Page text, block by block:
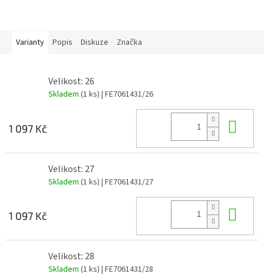
Varianty Popis Diskuze Značka
Velikost: 26
Skladem (1 ks) | FE7061431/26
1 097 Kč
Velikost: 27
Skladem (1 ks) | FE7061431/27
1 097 Kč
Velikost: 28
Skladem (1 ks) | FE7061431/28